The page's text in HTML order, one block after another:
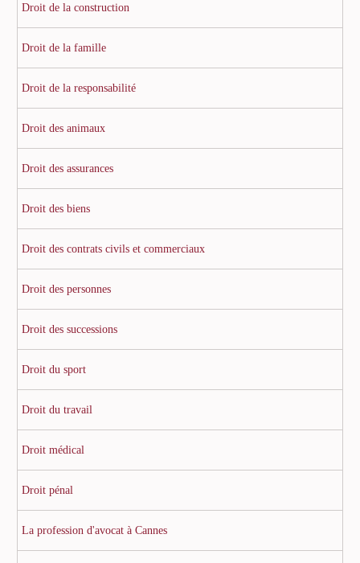
Droit de la construction
Droit de la famille
Droit de la responsabilité
Droit des animaux
Droit des assurances
Droit des biens
Droit des contrats civils et commerciaux
Droit des personnes
Droit des successions
Droit du sport
Droit du travail
Droit médical
Droit pénal
La profession d'avocat à Cannes